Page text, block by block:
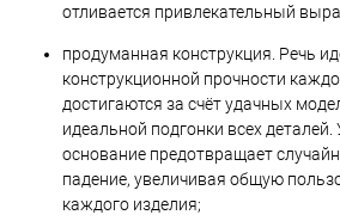
отливается привлекательный
продуманная конструкция. Речь
конструкционной прочности
достигаются за счёт удачных
идеальной подгонки всех
основание предотвращает
падение, увеличивая общую
каждого изделия;